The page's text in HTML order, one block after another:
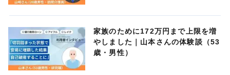
家族のために172万円まで上限を増
やしました｜山本さんの体験談（53
歳・男性）